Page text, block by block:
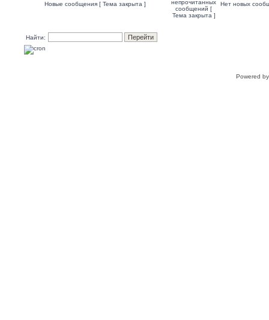
Новые сообщения [ Тема закрыта ] Нет новых
Найти:
Powered